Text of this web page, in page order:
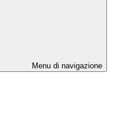
Menu di navigazione